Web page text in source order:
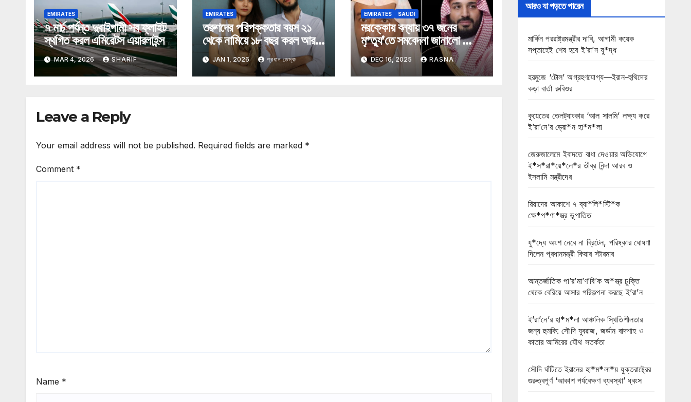
EMIRATES
৭ মার্চ পর্যন্ত দুবাইগামী সব ফ্লাইট
স্থগিত করল এমিরেটস এয়ারলাইন্স
MAR 4, 2026 SHARIF
EMIRATES
তরুণদের পরিপক্কতার বয়স ২১
থেকে নামিয়ে ১৮ বছর করল আরব
আমিরাত
JAN 1, 2026 প্রধান ডেস্ক
EMIRATES SAUDI
মরক্কোয় বন্যায় ৩৭ জনের
মৃ*ত্যু’তে সমবেদনা জানালো সৌদি
আরব
DEC 16, 2025 RASNA
Leave a Reply
Your email address will not be published. Required fields are marked *
Comment *
Name *
আরও যা পড়তে পারেন
মার্কিন পররাষ্ট্রমন্ত্রীর দাবি, আগামী কয়েক
সপ্তাহেই শেষ হবে ই’রা’ন যু*দ্ধ
হরমুজে ‘টোল’ অগ্রহণযোগ্য—ইরান-হুথিদের
কড়া বার্তা রুবিওর
কুয়েতের তেলট্যাংকার ‘আল সালমি’ লক্ষ্য করে
ই’রা’নে’র ড্রো*ন হা*ম*লা
জেরুজালেমে ইবাদতে বাধা দেওয়ার অভিযোগে
ই*স*রা*য়ে*লে*র তীব্র নিন্দা আরব ও
ইসলামি মন্ত্রীদের
রিয়াদের আকাশে ৭ ব্যা*লি*স্টি*ক
ক্ষে*প*ণা*স্ত্র ভূপাতিত
যু*দ্ধে অংশ নেবে না ব্রিটেন, পরিষ্কার ঘোষণা
দিলেন প্রধানমন্ত্রী কিয়ার স্টারমার
আন্তর্জাতিক পা’র’মা’ণ’বি’ক অ*স্ত্র চুক্তি
থেকে বেরিয়ে আসার পরিকল্পনা করছে ই’রা’ন
ই’রা’নে’র হা*ম*লা আঞ্চলিক স্থিতিশীলতার
জন্য হুমকি: সৌদি যুবরাজ, জর্ডান বাদশাহ ও
কাতার আমিরের যৌথ সতর্কতা
সৌদি ঘাঁটিতে ইরানের হা*ম*লা*য় যুক্তরাষ্ট্রের
গুরুত্বপূর্ণ ‘আকাশ পর্যবেক্ষণ ব্যবস্থা’ ধ্বংস